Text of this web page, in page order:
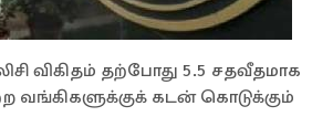
விகிதம் தற்போது 5.5 சதவீதமாக
வங்கிகளுக்குக் கடன் கொடுக்கும்